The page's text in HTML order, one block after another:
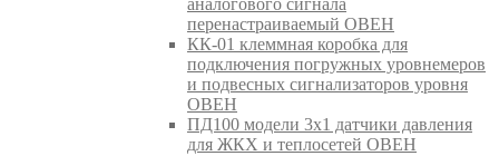
аналогового сигнала
перенастраиваемый ОВЕН
КК-01 клеммная коробка для
подключения погружных уровнемеров
и подвесных сигнализаторов уровня
ОВЕН
ПД100 модели 3х1 датчики давления
для ЖКХ и теплосетей ОВЕН